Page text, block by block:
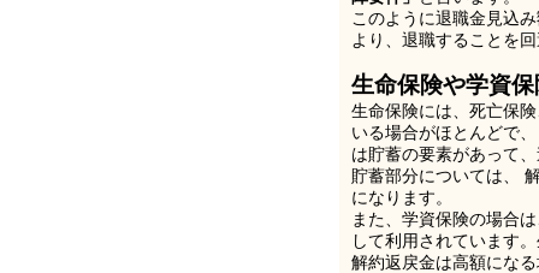
このように退職金見込
より、退職することを
生命保険や学資
生命保険には、死亡保
いる場合がほとんどで
は貯蓄の要素があって
貯蓄部分については、
になります。
また、学資保険の場合
して利用されています
解約返戻金は高額にな